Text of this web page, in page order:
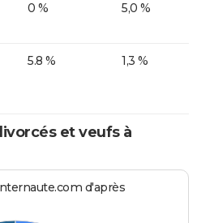
0 % 5,0 %
5.8 % 1,3 %
et veufs à
d'après